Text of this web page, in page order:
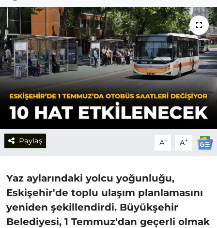
Paylaş A- A+
Yaz aylarındaki yolcu yoğunluğu,
Eskişehir'de toplu ulaşım planlamasını
yeniden şekillendirdi. Büyükşehir
Belediyesi, 1 Temmuz'dan geçerli olmak